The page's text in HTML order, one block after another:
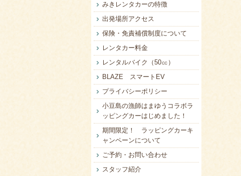
みきレンタカーの特徴
出発場所アクセス
保険・免責補償制度について
レンタカー料金
レンタルバイク（50㏄）
BLAZE スマートEV
プライバシーポリシー
小豆島の漁師はまゆうコラボラ
ッピングカーはじめました！
期間限定！ ラッピングカーキ
ャンペーンについて
ご予約・お問い合わせ
スタッフ紹介